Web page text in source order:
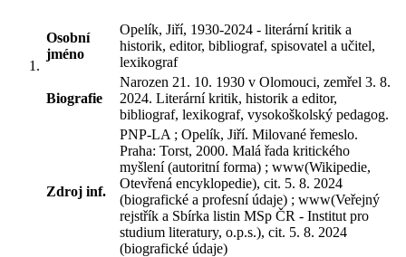
Osobní
jméno
Opelík, Jiří, 1930-2024 - literární kritik a
historik, editor, bibliograf, spisovatel a učitel,
lexikograf
Biografie
Narozen 21. 10. 1930 v Olomouci, zemřel 3. 8.
2024. Literární kritik, historik a editor,
bibliograf, lexikograf, vysokoškolský pedagog.
Zdroj inf.
PNP-LA ; Opelík, Jiří. Milované řemeslo.
Praha: Torst, 2000. Malá řada kritického
myšlení (autoritní forma) ; www(Wikipedie,
Otevřená encyklopedie), cit. 5. 8. 2024
(biografické a profesní údaje) ; www(Veřejný
rejstřík a Sbírka listin MSp ČR - Institut pro
studium literatury, o.p.s.), cit. 5. 8. 2024
(biografické údaje)